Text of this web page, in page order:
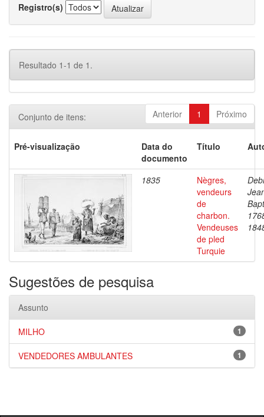
Registro(s)
Resultado 1-1 de 1.
Anterior 1 Próximo
Conjunto de itens:
Pré-visualização
Data do
documento
Título
1835
Nègres,
vendeurs
de
charbon.
Vendeuses
de pled
Turquie
Sugestões de pesquisa
Assunto
1
MILHO
1
VENDEDORES AMBULANTES